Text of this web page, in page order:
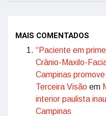
MAIS COMENTADOS
“Paciente em
Crânio-Maxilo-
Campinas
Terceira Visão em
interior paulista
Campinas